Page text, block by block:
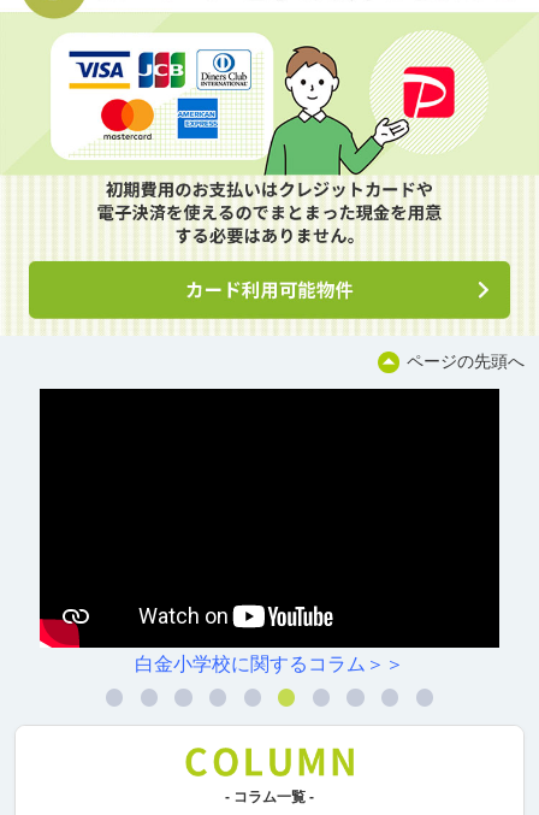
ページの先頭へ
白金小学校に関するコラム＞＞
- コラム一覧 -